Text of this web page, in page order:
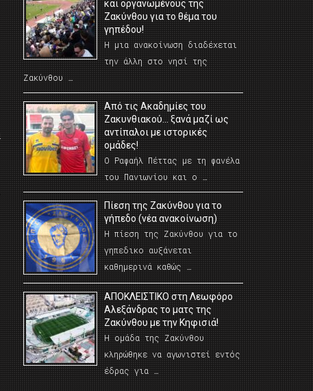
και οργανωμένους της
Ζακύνθου για το θέμα του
γηπέδου!
Η μια ανακοίνωση διαδέχεται
την άλλη στο νησί της
Ζακύνθου …
Από τις Ακαδημίες του
Ζακυνθιακού… ξανά μαζί ως
αντίπαλοι με ιστορικές
ομάδες!
Ο Ραφαήλ Πέττας με τη φανέλα
του Πανιωνίου και ο …
Πίεση της Ζακύνθου για το
γήπεδο (νέα ανακοίνωση)
Η πίεση της Ζακύνθου για το
γηπεδικο αυξάνεται
καθημερινά καθώς …
AΠΟΚΛΕΙΣΤΙΚΟ στη Λεωφόρο
Αλεξάνδρας το ματς της
Ζακύνθου με την Κηφισιά!
Η ομάδα της Ζακύνθου
κληρώθηκε να αγωνιστεί εντός
έδρας για …